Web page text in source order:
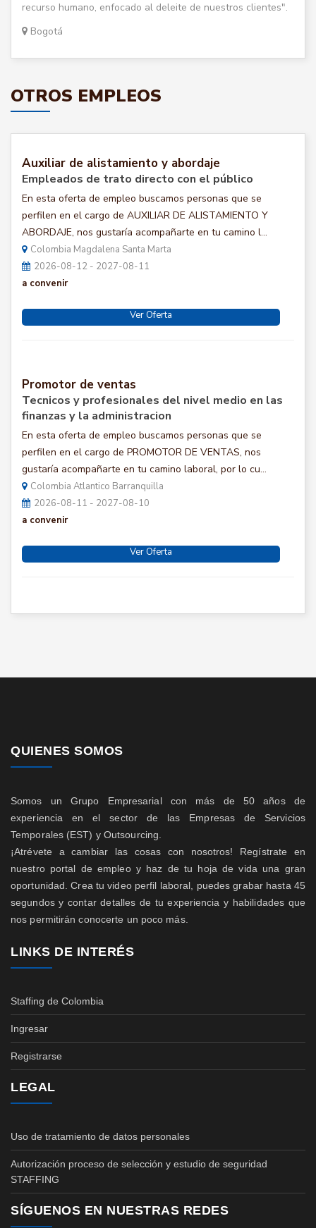
recurso humano, enfocado al deleite de nuestros clientes".
Bogotá
OTROS EMPLEOS
Auxiliar de alistamiento y abordaje
Empleados de trato directo con el público
En esta oferta de empleo buscamos personas que se
perfilen en el cargo de AUXILIAR DE ALISTAMIENTO Y
ABORDAJE, nos gustaría acompañarte en tu camino l...
Colombia Magdalena Santa Marta
2026-08-12 - 2027-08-11
a convenir
Ver Oferta
Promotor de ventas
Tecnicos y profesionales del nivel medio en las
finanzas y la administracion
En esta oferta de empleo buscamos personas que se
perfilen en el cargo de PROMOTOR DE VENTAS, nos
gustaría acompañarte en tu camino laboral, por lo cu...
Colombia Atlantico Barranquilla
2026-08-11 - 2027-08-10
a convenir
Ver Oferta
QUIENES SOMOS
Somos un Grupo Empresarial con más de 50 años de
experiencia en el sector de las Empresas de Servicios
Temporales (EST) y Outsourcing.
¡Atrévete a cambiar las cosas con nosotros! Regístrate en
nuestro portal de empleo y haz de tu hoja de vida una gran
oportunidad. Crea tu video perfil laboral, puedes grabar hasta 45
segundos y contar detalles de tu experiencia y habilidades que
nos permitirán conocerte un poco más.
LINKS DE INTERÉS
Staffing de Colombia
Ingresar
Registrarse
LEGAL
Uso de tratamiento de datos personales
Autorización proceso de selección y estudio de seguridad
STAFFING
SÍGUENOS EN NUESTRAS REDES